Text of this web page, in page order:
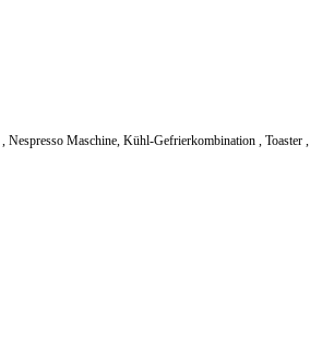
, Nespresso Maschine, Kühl-Gefrierkombination , Toaster ,